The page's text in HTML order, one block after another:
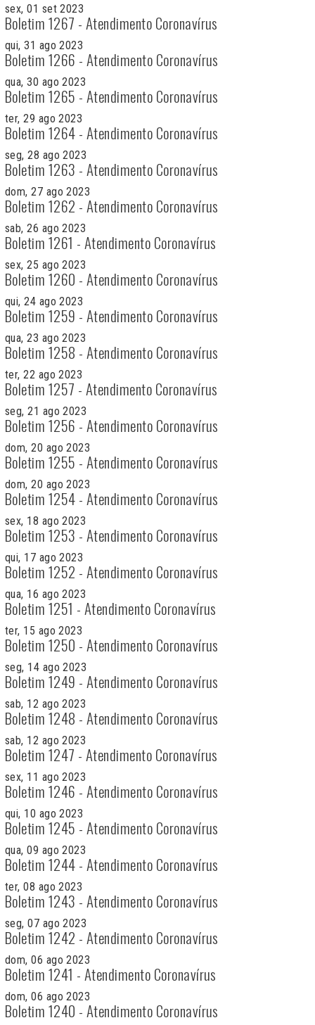
sex, 01 set 2023
Boletim 1267 - Atendimento Coronavírus
qui, 31 ago 2023
Boletim 1266 - Atendimento Coronavírus
qua, 30 ago 2023
Boletim 1265 - Atendimento Coronavírus
ter, 29 ago 2023
Boletim 1264 - Atendimento Coronavírus
seg, 28 ago 2023
Boletim 1263 - Atendimento Coronavírus
dom, 27 ago 2023
Boletim 1262 - Atendimento Coronavírus
sab, 26 ago 2023
Boletim 1261 - Atendimento Coronavírus
sex, 25 ago 2023
Boletim 1260 - Atendimento Coronavírus
qui, 24 ago 2023
Boletim 1259 - Atendimento Coronavírus
qua, 23 ago 2023
Boletim 1258 - Atendimento Coronavírus
ter, 22 ago 2023
Boletim 1257 - Atendimento Coronavírus
seg, 21 ago 2023
Boletim 1256 - Atendimento Coronavírus
dom, 20 ago 2023
Boletim 1255 - Atendimento Coronavírus
dom, 20 ago 2023
Boletim 1254 - Atendimento Coronavírus
sex, 18 ago 2023
Boletim 1253 - Atendimento Coronavírus
qui, 17 ago 2023
Boletim 1252 - Atendimento Coronavírus
qua, 16 ago 2023
Boletim 1251 - Atendimento Coronavírus
ter, 15 ago 2023
Boletim 1250 - Atendimento Coronavírus
seg, 14 ago 2023
Boletim 1249 - Atendimento Coronavírus
sab, 12 ago 2023
Boletim 1248 - Atendimento Coronavírus
sab, 12 ago 2023
Boletim 1247 - Atendimento Coronavírus
sex, 11 ago 2023
Boletim 1246 - Atendimento Coronavírus
qui, 10 ago 2023
Boletim 1245 - Atendimento Coronavírus
qua, 09 ago 2023
Boletim 1244 - Atendimento Coronavírus
ter, 08 ago 2023
Boletim 1243 - Atendimento Coronavírus
seg, 07 ago 2023
Boletim 1242 - Atendimento Coronavírus
dom, 06 ago 2023
Boletim 1241 - Atendimento Coronavírus
dom, 06 ago 2023
Boletim 1240 - Atendimento Coronavírus